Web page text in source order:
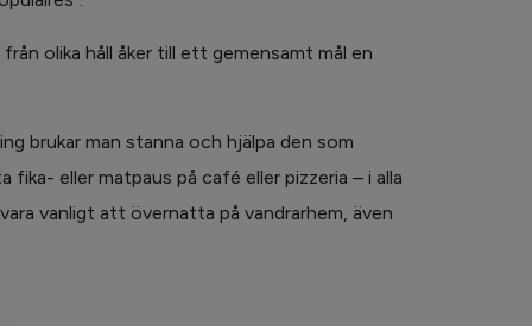
olika håll åker till ett gemensamt mål en
brukar man stanna och hjälpa den som
eller matpaus på café eller pizzeria – i alla
vanligt att övernatta på vandrarhem, även